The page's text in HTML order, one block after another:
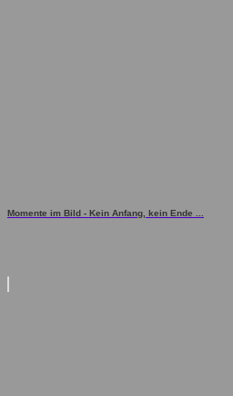
Momente im Bild - Kein Anfang, kein Ende ...